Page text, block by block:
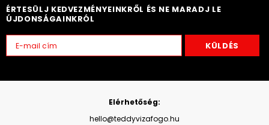
ÉRTESÜLJ KEDVEZMÉNYEINKRŐL ÉS NE MARADJ LE
ÚJDONSÁGAINKRÓL
Elérhetőség:
hello@teddyvizafogo.hu